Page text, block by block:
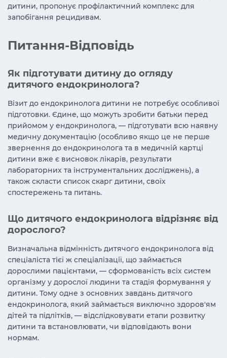
дитини, пропонує профілактичний комплекс для
запобігання рецидивам.
Питання-Відповідь
Як підготувати дитину до огляду
дитячого ендокринолога?
Візит до ендокринолога дитини не потребує особливої
підготовки. Єдине, що можуть зробити батьки перед
прийомом у ендокринолога, — підготувати всю наявну
медичну документацію (особливо якщо це не перше
звернення до ендокринолога та в медичній картці
дитини вже є висновок лікарів, результати
лабораторних та інструментальних досліджень), а
також скласти список скарг дитини, своїх
спостережень та питань.
Що дитячого ендокринолога відрізняє від
дорослого?
Визначальна відмінність дитячого ендокринолога від
спеціаліста тієї ж спеціалізації, що займається
дорослими пацієнтами, — сформованість всіх систем
організму у дорослої людини та стадія формування у
дитини. Тому одне з основних завдань дитячого
ендокринолога, який займається виключно здоров'ям
дітей та підлітків, — відслідковувати етапи розвитку
дитини та встановлювати, чи відповідають вони
нормам.